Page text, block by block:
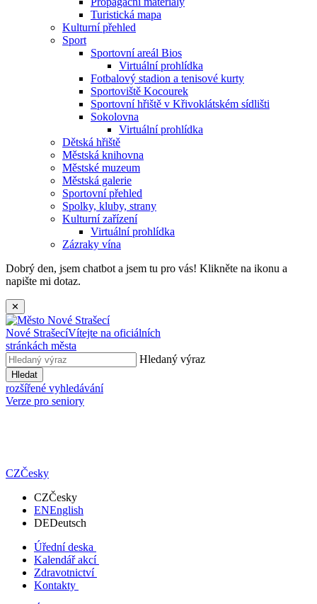
Turistická mapa
Kulturní přehled
Sport
Sportovní areál Bios
Virtuální prohlídka
Fotbalový stadion a tenisové kurty
Sportoviště Kocourek
Sportovní hřiště v Křivoklátském sídlišti
Sokolovna
Virtuální prohlídka
Dětská hřiště
Městská knihovna
Městské muzeum
Městská galerie
Sportovní přehled
Spolky, kluby, strany
Kulturní zařízení
Virtuální prohlídka
Zázraky vína
Dobrý den, jsem chatbot a jsem tu pro vás! Klikněte na ikonu a
napište mi dotaz.
✕
Nové StrašecíVítejte na oficiálních
stránkách města
Hledaný výraz
Hledat
rozšířené vyhledávání
Verze pro seniory
CZČesky
CZČesky
ENEnglish
DEDeutsch
Úřední deska
Kalendář akcí
Zdravotnictví
Kontakty